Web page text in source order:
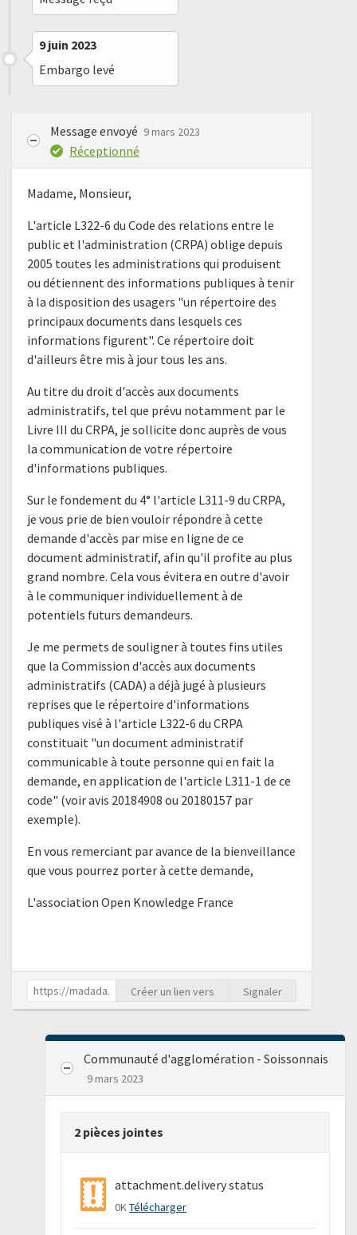
9 juin 2023
Embargo levé
Message envoyé 9 mars 2023
Réceptionné
Madame, Monsieur,
L'article L322-6 du Code des relations entre le
public et l'administration (CRPA) oblige depuis
2005 toutes les administrations qui produisent
ou détiennent des informations publiques à tenir
à la disposition des usagers "un répertoire des
principaux documents dans lesquels ces
informations figurent". Ce répertoire doit
d'ailleurs être mis à jour tous les ans.
Au titre du droit d'accès aux documents
administratifs, tel que prévu notamment par le
Livre III du CRPA, je sollicite donc auprès de vous
la communication de votre répertoire
d'informations publiques.
Sur le fondement du 4° l'article L311-9 du CRPA,
je vous prie de bien vouloir répondre à cette
demande d'accès par mise en ligne de ce
document administratif, afin qu'il profite au plus
grand nombre. Cela vous évitera en outre d'avoir
à le communiquer individuellement à de
potentiels futurs demandeurs.
Je me permets de souligner à toutes fins utiles
que la Commission d'accès aux documents
administratifs (CADA) a déjà jugé à plusieurs
reprises que le répertoire d'informations
publiques visé à l'article L322-6 du CRPA
constituait "un document administratif
communicable à toute personne qui en fait la
demande, en application de l'article L311-1 de ce
code" (voir avis 20184908 ou 20180157 par
exemple).
En vous remerciant par avance de la bienveillance
que vous pourrez porter à cette demande,
L'association Open Knowledge France
Créer un lien vers Signaler
Communauté d'agglomération - Soissonnais
9 mars 2023
2 pièces jointes
attachment.delivery status
0KTélécharger